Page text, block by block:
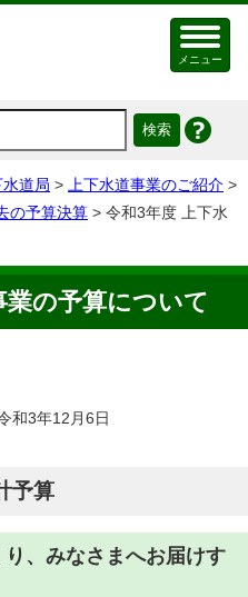
メニュー
水道局 > 上下水道事業のご紹介 >
の予算決算 > 令和3年度 上下水
業の予算について
和3年12月6日
予算
、みなさまへお届けす